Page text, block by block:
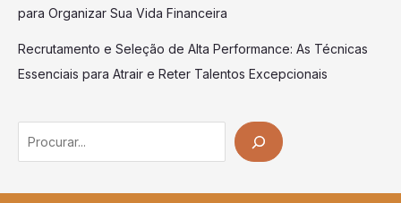
para Organizar Sua Vida Financeira
Recrutamento e Seleção de Alta Performance: As Técnicas
Essenciais para Atrair e Reter Talentos Excepcionais